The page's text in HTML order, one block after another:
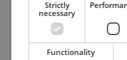
Strictly
necessary
Functionality